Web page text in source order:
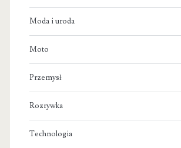
Moda i uroda
Moto
Przemysł
Rozrywka
Technologia